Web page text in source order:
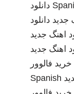
دانلود
جدید دانلود
اهنگ جدید
اهنگ جدید
خرید فالوور
Spanish